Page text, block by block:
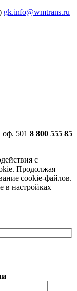
gk.info@wmtrans.ru
501 8 800 555 85
с
Продолжая
cookie-файлов.
в настройках